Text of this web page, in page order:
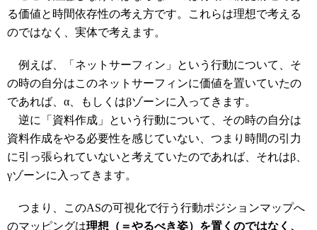
る価値と時間依存性の考え方です。これらは理想で考える
のではなく、実体で考えます。
例えば、「ネットサーフィン」という行動について、そ
の時の自分はこのネットサーフィンに価値を置いていたの
であれば、α、もしくはβゾーンに入ってきます。
逆に「資料作成」という行動について、その時の自分は
資料作成をやる必要性を感じていない、つまり時間の引力
に引っ張られていないと考えていたのであれば、それはβ、
γゾーンに入ってきます。
つまり、このASの可視化で行う行動ポジションマップへ
のマッピングは理想（＝やるべき姿）を置くのではなく、